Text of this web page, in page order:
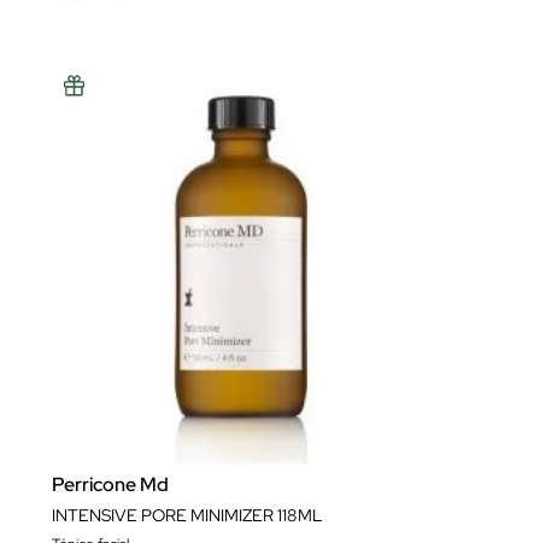
Perricone Md
INTENSIVE PORE MINIMIZER 118ML